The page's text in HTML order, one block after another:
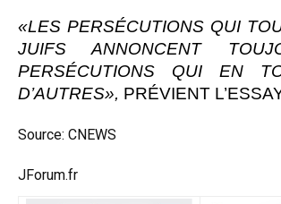
«LES PERSÉCUTIONS QUI
JUIFS ANNONCENT
PERSÉCUTIONS QUI EN
D’AUTRES», PRÉVIENT
Source: CNEWS
JForum.fr